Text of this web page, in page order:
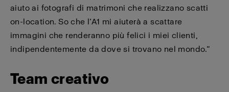
aiuto ai fotografi di matrimoni che realizzano scatti
on-location. So che l’A1 mi aiuterà a scattare
immagini che renderanno più felici i miei clienti,
indipendentemente da dove si trovano nel mondo.”
Team creativo